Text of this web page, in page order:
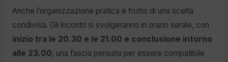
Anche l’organizzazione pratica è frutto di una scelta
condivisa. Gli incontri si svolgeranno in orario serale, con
inizio tra le 20.30 e le 21.00 e conclusione intorno
alle 23.00, una fascia pensata per essere compatibile